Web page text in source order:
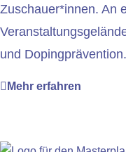
Zuschauer*innen. An
und
Mehr erfahren